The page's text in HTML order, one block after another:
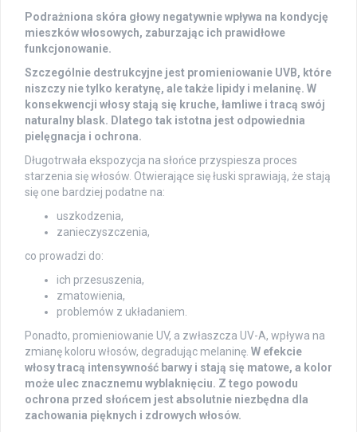
Podrażniona skóra głowy negatywnie wpływa na kondycję
mieszków włosowych, zaburzając ich prawidłowe
funkcjonowanie.
Szczególnie destrukcyjne jest promieniowanie UVB, które
niszczy nie tylko keratynę, ale także lipidy i melaninę. W
konsekwencji włosy stają się kruche, łamliwe i tracą swój
naturalny blask. Dlatego tak istotna jest odpowiednia
pielęgnacja i ochrona.
Długotrwała ekspozycja na słońce przyspiesza proces
starzenia się włosów. Otwierające się łuski sprawiają, że stają
się one bardziej podatne na:
uszkodzenia,
zanieczyszczenia,
co prowadzi do:
ich przesuszenia,
zmatowienia,
problemów z układaniem.
Ponadto, promieniowanie UV, a zwłaszcza UV-A, wpływa na
zmianę koloru włosów, degradując melaninę. W efekcie
włosy tracą intensywność barwy i stają się matowe, a kolor
może ulec znacznemu wyblaknięciu. Z tego powodu
ochrona przed słońcem jest absolutnie niezbędna dla
zachowania pięknych i zdrowych włosów.